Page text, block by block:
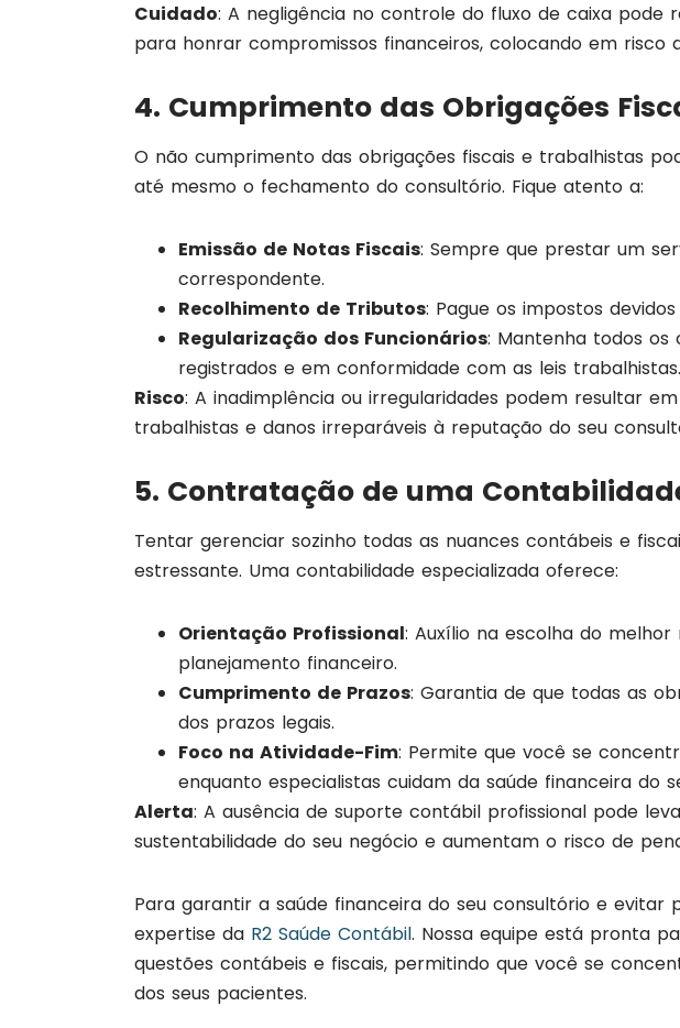
Cuidado: A negligência no controle do fluxo de caixa pode
para honrar compromissos financeiros, colocando em risco
4. Cumprimento das Obrigações
O não cumprimento das obrigações fiscais e trabalhistas
até mesmo o fechamento do consultório. Fique atento a:
Emissão de Notas Fiscais: Sempre que prestar um
correspondente.
Recolhimento de Tributos: Pague os impostos
Regularização dos Funcionários: Mantenha todos os
registrados e em conformidade com as leis trabalhistas.
Risco: A inadimplência ou irregularidades podem resultar
trabalhistas e danos irreparáveis à reputação do seu
5. Contratação de uma
Tentar gerenciar sozinho todas as nuances contábeis e
estressante. Uma contabilidade especializada oferece:
Orientação Profissional: Auxílio na escolha do
planejamento financeiro.
Cumprimento de Prazos: Garantia de que todas as
dos prazos legais.
Foco na Atividade-Fim: Permite que você se
enquanto especialistas cuidam da saúde financeira do
Alerta: A ausência de suporte contábil profissional pode
sustentabilidade do seu negócio e aumentam o risco de
Para garantir a saúde financeira do seu consultório e
expertise da R2 Saúde Contábil. Nossa equipe está pronta
questões contábeis e fiscais, permitindo que você se
dos seus pacientes.